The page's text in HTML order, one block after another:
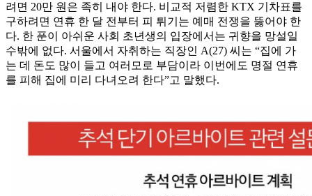
려면 20만 원은 족히 내야 한다. 비교적 저렴한 KTX 기차표를
구하려면 연휴 한 달 전부터 피 튀기는 예매 전쟁을 뚫어야 한
다. 한 푼이 아쉬운 사회 초년생의 입장에서는 귀향을 망설일
수밖에 없다. 서울에서 자취하는 직장인 A(27) 씨는 “집에 가
는 데 돈도 많이 들고 여러모로 부담이라 이번에도 명절 연휴
를 피해 집에 미리 다녀오려 한다”고 말했다.